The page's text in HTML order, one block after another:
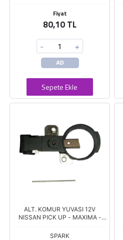
Fiyat
80,10 TL
- +
AD
Sepete Ekle
ALT. KOMUR YUVASI 12V
NISSAN PICK UP - MAXIMA -
SPARK